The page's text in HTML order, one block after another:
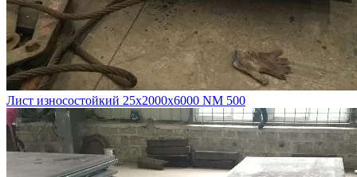
Лист износостойкий 25х2000х6000 NM 500